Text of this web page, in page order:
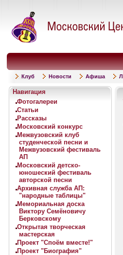
Клуб Новости Афиша
Навигация
Фотогалереи
Статьи
Рассказы
Московский конкурс
Межвузовский клуб
студенческой песни и
Межвузовский фестиваль
АП
Московский детско-
юношеский фестиваль
авторской песни
Архивная служба АП:
"народные таблицы"
Мемориальная доска
Виктору Семёновичу
Берковскому
Открытая творческая
мастерская
Проект "Споём вместе!"
Проект "Биография"